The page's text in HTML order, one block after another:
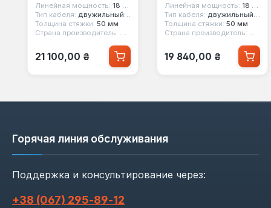
Линейная мощность: 18 вт/м
Тип кабеля: двужильный экранированный
Толщина стяжки: 50 мм
Страна производитель: Дания
Обычная цена:
21 100,00 ₴
Линейная мощность: 18 вт/м
Тип кабеля: двужильный экранированный
Толщина стяжки: 50 мм
Страна производитель: Дания
Обычная цена:
19 840,00 ₴
Горячая линия обслуживания
Поддержка и консультирование через:
+38 (067) 295‑89‑12